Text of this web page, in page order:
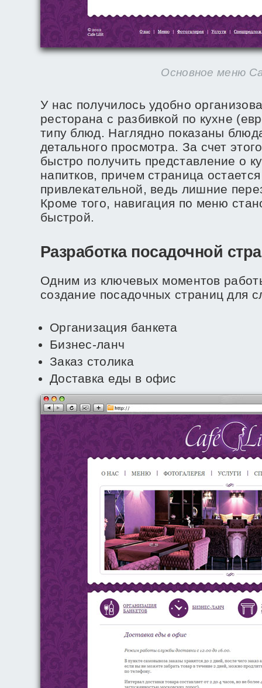
Основное меню
У нас получилось удобно
ресторана с разбивкой по кухне
типу блюд. Наглядно показаны
детального просмотра. За счет
быстро получить представление о
напитков, причем страница
привлекательной, ведь лишние
Кроме того, навигация по меню
быстрой.
Разработка посадочной
Одним из ключевых моментов
создание посадочных страниц для
Организация банкета
Бизнес-ланч
Заказ столика
Доставка еды в офис